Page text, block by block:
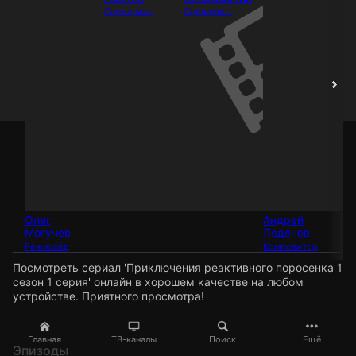
Главная ТВ-каналы Поиск Ещё
Олег
Могучев
Режиссёр
Сценарист Сценарист
Андрей
Леденев
Композитор
Посмотреть сериал 'Приключения реактивного поросенка 1
сезон 1 серия' онлайн в хорошем качестве на любом
устройстве. Приятного просмотра!
Эпизоды